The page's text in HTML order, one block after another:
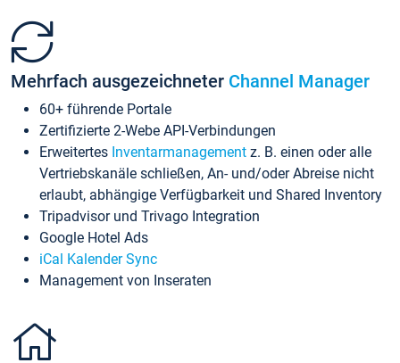
Mehrfach ausgezeichneter Channel Manager
60+ führende Portale
Zertifizierte 2-Webe API-Verbindungen
Erweitertes Inventarmanagement z. B. einen oder alle
Vertriebskanäle schließen, An- und/oder Abreise nicht
erlaubt, abhängige Verfügbarkeit und Shared Inventory
Tripadvisor und Trivago Integration
Google Hotel Ads
iCal Kalender Sync
Management von Inseraten